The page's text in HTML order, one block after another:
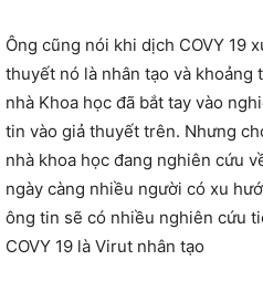
Ông cũng nói khi dịch COVY 19
thuyết nó là nhân tạo và khoảng
nhà Khoa học đã bắt tay vào
tin vào giả thuyết trên. Nhưng
nhà khoa học đang nghiên cứu
ngày càng nhiều người có xu
ông tin sẽ có nhiều nghiên cứu
COVY 19 là Virut nhân tạo